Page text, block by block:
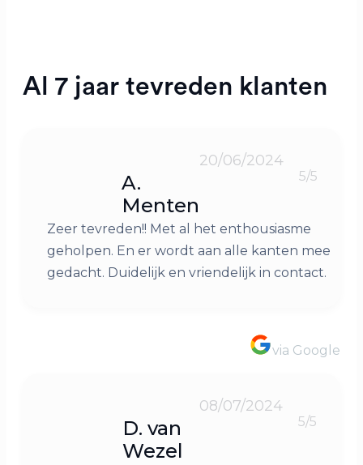
Al 7 jaar tevreden klanten
A.
Menten
20/06/2024
5/5
Zeer tevreden!! Met al het enthousiasme
geholpen. En er wordt aan alle kanten mee
gedacht. Duidelijk en vriendelijk in contact.
via Google
D. van
Wezel
08/07/2024
5/5